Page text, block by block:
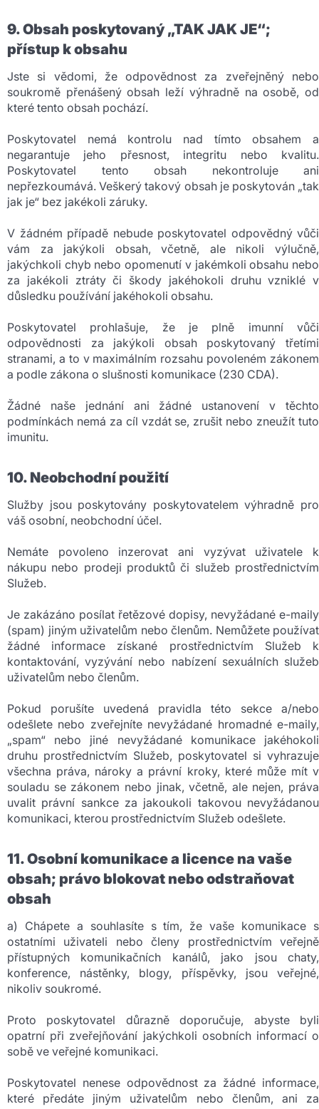
9. Obsah poskytovaný „TAK JAK JE“;
přístup k obsahu
Jste si vědomi, že odpovědnost za zveřejněný nebo
soukromě přenášený obsah leží výhradně na osobě, od
které tento obsah pochází.
Poskytovatel nemá kontrolu nad tímto obsahem a
negarantuje jeho přesnost, integritu nebo kvalitu.
Poskytovatel tento obsah nekontroluje ani
nepřezkoumává. Veškerý takový obsah je poskytován „tak
jak je“ bez jakékoli záruky.
V žádném případě nebude poskytovatel odpovědný vůči
vám za jakýkoli obsah, včetně, ale nikoli výlučně,
jakýchkoli chyb nebo opomenutí v jakémkoli obsahu nebo
za jakékoli ztráty či škody jakéhokoli druhu vzniklé v
důsledku používání jakéhokoli obsahu.
Poskytovatel prohlašuje, že je plně imunní vůči
odpovědnosti za jakýkoli obsah poskytovaný třetími
stranami, a to v maximálním rozsahu povoleném zákonem
a podle zákona o slušnosti komunikace (230 CDA).
Žádné naše jednání ani žádné ustanovení v těchto
podmínkách nemá za cíl vzdát se, zrušit nebo zneužít tuto
imunitu.
10. Neobchodní použití
Služby jsou poskytovány poskytovatelem výhradně pro
váš osobní, neobchodní účel.
Nemáte povoleno inzerovat ani vyzývat uživatele k
nákupu nebo prodeji produktů či služeb prostřednictvím
Služeb.
Je zakázáno posílat řetězové dopisy, nevyžádané e-maily
(spam) jiným uživatelům nebo členům. Nemůžete používat
žádné informace získané prostřednictvím Služeb k
kontaktování, vyzývání nebo nabízení sexuálních služeb
uživatelům nebo členům.
Pokud porušíte uvedená pravidla této sekce a/nebo
odešlete nebo zveřejníte nevyžádané hromadné e-maily,
„spam“ nebo jiné nevyžádané komunikace jakéhokoli
druhu prostřednictvím Služeb, poskytovatel si vyhrazuje
všechna práva, nároky a právní kroky, které může mít v
souladu se zákonem nebo jinak, včetně, ale nejen, práva
uvalit právní sankce za jakoukoli takovou nevyžádanou
komunikaci, kterou prostřednictvím Služeb odešlete.
11. Osobní komunikace a licence na vaše
obsah; právo blokovat nebo odstraňovat
obsah
a) Chápete a souhlasíte s tím, že vaše komunikace s
ostatními uživateli nebo členy prostřednictvím veřejně
přístupných komunikačních kanálů, jako jsou chaty,
konference, nástěnky, blogy, příspěvky, jsou veřejné,
nikoliv soukromé.
Proto poskytovatel důrazně doporučuje, abyste byli
opatrní při zveřejňování jakýchkoli osobních informací o
sobě ve veřejné komunikaci.
Poskytovatel nenese odpovědnost za žádné informace,
které předáte jiným uživatelům nebo členům, ani za